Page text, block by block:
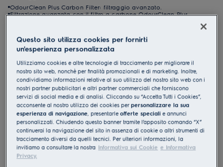
OdourClean Plus Carbon Filter: filtraggio avanzato.
Filtrazione avanzata con il filtro a carbone OdourClean Plus.
Servizi
Questo sito utilizza cookies per fornirti
un'esperienza personalizzata
Utilizziamo cookies e altre tecnologie di tracciamento per migliorare il
nostro sito web, nonchè per finalità promozionali e di marketing. Inoltre,
condividiamo informazioni relative al suo utilizzo del nostro sito web con i
nostri partner pubblicitari e altri partner commerciali che forniscono
servizi di social media e di analisi. Cliccando su “Accetta Tutti i Cookies”,
acconsente al nostro utilizzo dei cookies perpersonalizzare la sua
esperienza di navigazione, presentarleofferte speciali e annunci
personalizzati. Chiudendo questo banner tramite l’apposito comando “X”
continuerai la navigazione del sito in assenza di cookie o altri strumenti di
tracciamento diversi da quelli tecnici. Per ulteriori informazioni, la
invitiamo a consultare la nostra Informativa sui Cookie e Informativa
Privacy.